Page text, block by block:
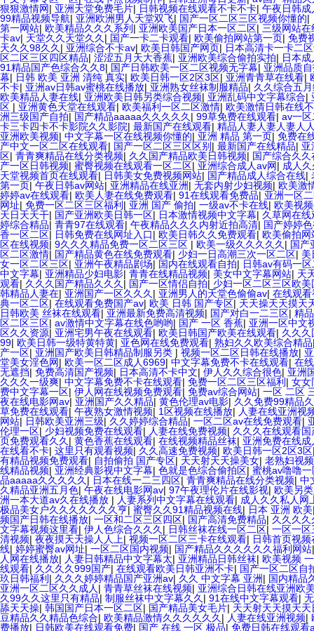
狠狠激情网| 亚洲天堂免费毛片| 日韩视频在线观看不卡不卡| 午夜日韩成
99精品视频导航| 亚洲欧洲男人天堂双飞| 国产一区二区三区视频你懂的|
第一网站| 欧美精品久久久系列 | 亚洲欧美国产日本一区二区| 三级网站
卡av| 天堂久久天堂久久 | 国产一卡二卡观看| 欧美偷拍网站第一页| 免费
天久久98久久 | 亚洲综合不卡av| 欧美日韩国产网页| 日本高清卡一卡二
区二区三区四区精品| 涩涩五月天大香蕉| 亚洲欧美综合偷拍实拍| 日本
91精品国产色综合久久8| 国产日韩欧美一区二区视频无字幕| 亚洲品质
幕| 日韩 欧美 亚洲 清纯 真实| 欧美日韩一区2区3区| 亚洲青青草在线看|
不卡| 亚洲av日韩av蜜桃在线播放| 亚洲熟女丝袜制服精品| 久久综合五
欧美精品人妻在线| 亚洲欧美日韩另类综合视频| 亚洲乱码中文字幕综合|
区 | 亚洲黄色天堂在线观看| 欧美福利一区二区激情| 欧美激情日韩在线
洲三级国产自拍| 国产精品aaaaa久久久久久 | 99草免费在线观看| av一
卡三卡四卡不卡影院久久影院| 最新国产在线观看| 精品人妻人妻人妻人
亚洲欧美视频| 中文字幕一区在线视频你懂的| 亚洲 精品 第一页| 免费在
产中文一区二区在线观看| 国产一区二区三区区别 | 最新国产在线精品| 亚
区| 青青爽精品在线分类视频| 久久国产精品欧美日韩视频| 国产综合久久
产一区日韩视频| 蜜臀视频在线观看一区二区| 亚洲综合成人av网| 成人
天堂视频首页在线观看| 日韩美女免费视频网站| 国产精品成人综合在线|
第一页| 午夜日韩av网站| 亚洲精品在线亚洲| 无套内射少妇视频| 欧美激
婷婷av在线观看| 欧美人妻在线免费观看| 91在线观看免费品| 亚洲一区
网址| 免费一区二区三区福利 | 亚洲 国产 偷拍| 一级av不卡在线| 欧美视
天日天天干| 国产亚洲欧美日韩一区| 日本激情视频中文字幕| 久草网在线
婷综合精品| 青青97在线观看| 午夜精品久久久内射近拍高清| 国产婷婷
香一区二区| 日韩免费在线网址入口| 欧美日韩久久免费观看| 欧美偷拍网
区在线视频| 9久久久精品免费一区二区三区 | 欧美一级久久久久久 | 国产
区二区激情| 国产精品黄色在线免费观看| 少妇一日高潮三次一区二区| 美
女一区二区三区| 亚洲午夜精品剧场| 国内在线观看自拍| 日韩av有码一
中文字幕| 亚洲精品少妇电影| 青青在线精品视频| 美女中文字幕网站| 天
观看| 久久久国产精品久久久 | 国产一区情侣自拍| 少妇一区二区三区欧美
韩精品人妻在| 亚洲国产一区久久久 | 亚洲男人的天堂色偷偷av| 在线观
典一区二区| 在线观看免费国产av| 欧美 日韩 国产专区| 天天操天天摸天
日韩欧美 丝袜在线观看| 亚洲最新免费高清视频| 国产对白一二三区| 精
区二区三区| av激情中文字幕在线色哟哟| 国产 一区 香蕉| 亚洲一区中文
区久久资源| 亚洲宅男午夜在线观看| 欧美日韩国产欧美在线观看| 久久
99| 欧美日韩一级特黄特黄| 亚色网在线免费观看| 熟妇久久欧美综合精品
产一区| 亚洲国产欧美日韩精品制服另类 | 视频一区二区日韩在线播放|
堂美女淫色网| 欧美一区二区成人6969| 中文字幕免费不卡在线观看| 在
无遮挡| 免费高清国产视频| 日本高清不卡中文| 伊人久久综合很色| 亚洲
久久久一级爽| 中文字幕免费不卡在线观看| 免费一区二区三区福利 | 女女
费中文字幕一区| 伊人网在线视频免费观看| 免费av综合网站| 一区 二区
夜在线电影网av| 亚洲国产久久精品| 黄色伦理av电影| 久久免费99精品
草免费在线观看| 午夜熟女激情视频| 1区视频在线播放| 人妻在线亚洲视
网站| 日韩欧美亚洲三级| 久久婷婷综合精品| 一区二区av在线免费观看|
伦理一区| 少妇视频免费在线观看| 人妻在线免费视频| 久久久在线观看国
页免费观看久久 | 黄色香蕉在线观看| 在线视频精品丝袜| 亚洲免费在线成
在线看不卡| 这里只有观看视频| 久久高速免费视频| 欧美日韩一区2区3区
有精品视频免费观看| 自拍偷拍 国产专区| 天天射天天操美女| 老熟妇视
线精品视频| 亚洲经典影视中文字幕| 色就是色综合偷拍区| 蜜桃av噜噜
品aaaaa久久久久久 | 日本在线一二三四区| 青青爽精品在线分类视频| 中
久精品亚洲五月色| 午夜在线电影网av| 97午夜理伦片在线影视| 欧美另
洲一本大道av久在线播放 | 人妻系列中文字幕在线观看| 成人久久私人网
极品美女户久久久久久久久亨| 蜜臀久久91精品视频在线| 日本 亚洲 欧美
频国产日韩在线播放| 一区和二区三区四区| 国产高清免费精品| 久久久
文字幕视频这里看| 伊人色综合久久久 | 日韩丝袜在线一区二区| 一区一区
清视频| 夜夜摸天天操人人上| 视频一区二区三卡在线观看| 日韩首页视
线| 婷婷蜜臀av网址| 一区二区国内视频| 国产精品久久久久久久福利网站
人网在线播放| 人妻日韩精品中文字幕太| 亚洲精品日韩丝袜| 欧美视频
线观看| 久久久久999国产| 在线观看欧美日韩亚洲不卡| 国产一区二区自
玖日韩福利 | 久久久婷婷精品国产亚洲av| 久久 中文字幕 亚洲| 国内精品
亚洲一区二区久久成人 | 青青草丝袜在线视频| 亚洲综合日韩在线亚洲欧
久99久久这里只有精品| 制服丝袜中文字幕久久 | 91在线中文字幕观看|
舔天天操| 韩国国产日本一区二区| 国产精品美女毛片| 天天射天天摸天天
豆精品久久精品色综合| 欧美精品激情久久久久久久 | 人妻在线亚洲视频|
费播放| 日韩欧美在线观看免费| 国产 在线 一区 极品| 免费日韩在线观看